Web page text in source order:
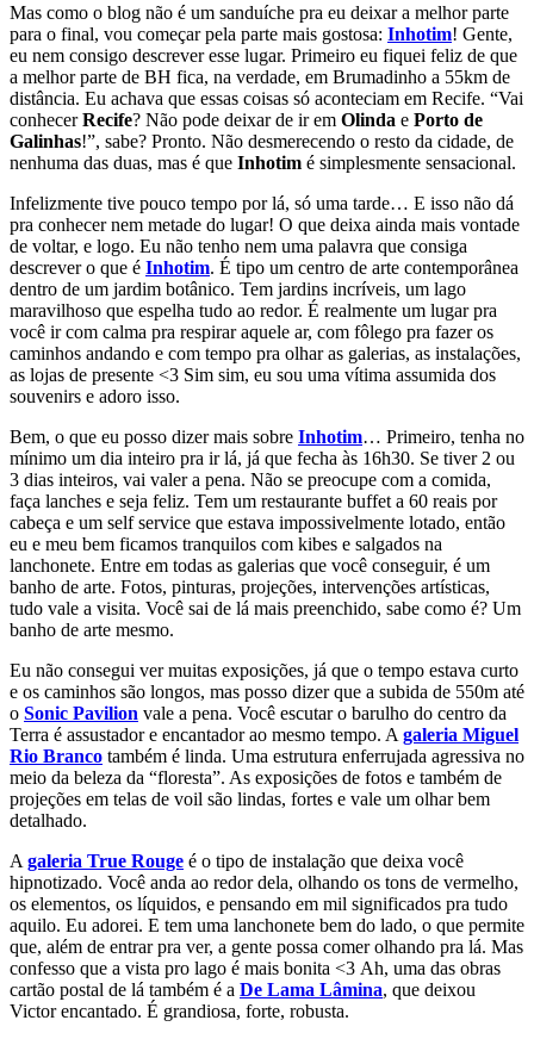
Mas como o blog não é um sanduíche pra eu deixar a melhor parte
para o final, vou começar pela parte mais gostosa: Inhotim! Gente,
eu nem consigo descrever esse lugar. Primeiro eu fiquei feliz de que
a melhor parte de BH fica, na verdade, em Brumadinho a 55km de
distância. Eu achava que essas coisas só aconteciam em Recife. “Vai
conhecerRecife? Não pode deixar de ir em Olinda e Porto de
Galinhas!”, sabe? Pronto. Não desmerecendo o resto da cidade, de
nenhuma das duas, mas é que Inhotim é simplesmente sensacional.
Infelizmente tive pouco tempo por lá, só uma tarde… E isso não dá
pra conhecer nem metade do lugar! O que deixa ainda mais vontade
de voltar, e logo. Eu não tenho nem uma palavra que consiga
descrever o que é Inhotim. É tipo um centro de arte contemporânea
dentro de um jardim botânico. Tem jardins incríveis, um lago
maravilhoso que espelha tudo ao redor. É realmente um lugar pra
você ir com calma pra respirar aquele ar, com fôlego pra fazer os
caminhos andando e com tempo pra olhar as galerias, as instalações,
as lojas de presente <3 Sim sim, eu sou uma vítima assumida dos
souvenirs e adoro isso.
Bem, o que eu posso dizer mais sobre Inhotim… Primeiro, tenha no
mínimo um dia inteiro pra ir lá, já que fecha às 16h30. Se tiver 2 ou
3 dias inteiros, vai valer a pena. Não se preocupe com a comida,
faça lanches e seja feliz. Tem um restaurante buffet a 60 reais por
cabeça e um self service que estava impossivelmente lotado, então
eu e meu bem ficamos tranquilos com kibes e salgados na
lanchonete. Entre em todas as galerias que você conseguir, é um
banho de arte. Fotos, pinturas, projeções, intervenções artísticas,
tudo vale a visita. Você sai de lá mais preenchido, sabe como é? Um
banho de arte mesmo.
Eu não consegui ver muitas exposições, já que o tempo estava curto
e os caminhos são longos, mas posso dizer que a subida de 550m até
o Sonic Pavilion vale a pena. Você escutar o barulho do centro da
Terra é assustador e encantador ao mesmo tempo. A galeria Miguel
Rio Branco também é linda. Uma estrutura enferrujada agressiva no
meio da beleza da “floresta”. As exposições de fotos e também de
projeções em telas de voil são lindas, fortes e vale um olhar bem
detalhado.
A galeria True Rouge é o tipo de instalação que deixa você
hipnotizado. Você anda ao redor dela, olhando os tons de vermelho,
os elementos, os líquidos, e pensando em mil significados pra tudo
aquilo. Eu adorei. E tem uma lanchonete bem do lado, o que permite
que, além de entrar pra ver, a gente possa comer olhando pra lá. Mas
confesso que a vista pro lago é mais bonita <3 Ah, uma das obras
cartão postal de lá também é a De Lama Lâmina, que deixou
Victor encantado. É grandiosa, forte, robusta.